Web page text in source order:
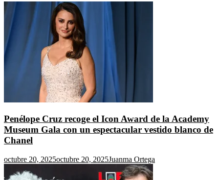
Penélope Cruz recoge el Icon Award de la Academy
Museum Gala con un espectacular vestido blanco de
Chanel
octubre 20, 2025octubre 20, 2025Juanma Ortega